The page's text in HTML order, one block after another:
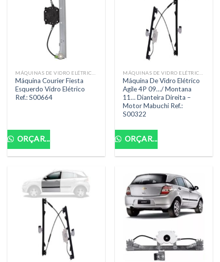
Máquina Courier Fiesta
Esquerdo Vidro Elétrico
Ref.: S00664
ORÇAR...
Máquina De Vidro Elétrico
Agile 4P 09…/ Montana
11… Dianteira Direita –
Motor Mabuchi Ref.:
S00322
ORÇAR...